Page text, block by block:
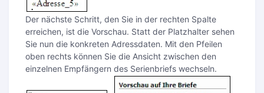
Der nächste Schritt, den Sie in der rechten Spalte
erreichen, ist die Vorschau. Statt der Platzhalter sehen
Sie nun die konkreten Adressdaten. Mit den Pfeilen
oben rechts können Sie die Ansicht zwischen den
einzelnen Empfängern des Serienbriefs wechseln.